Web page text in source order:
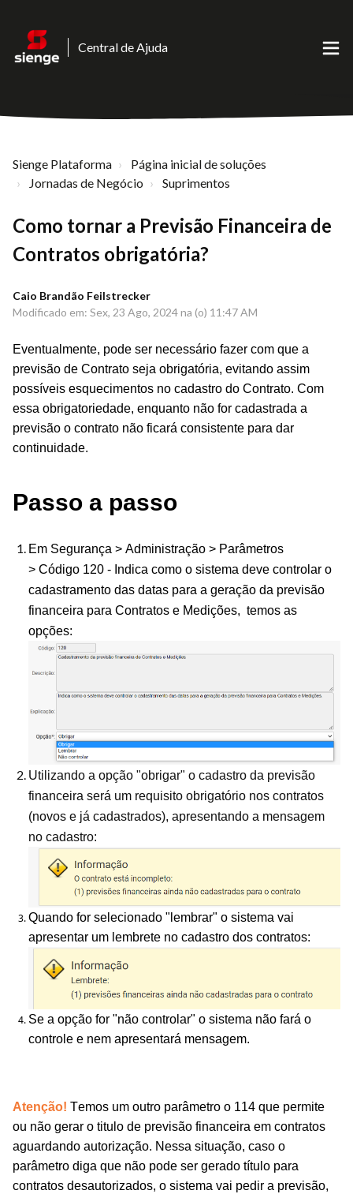
Central de Ajuda
Sienge Plataforma
Página inicial de soluções
Jornadas de Negócio
Suprimentos
Como tornar a Previsão Financeira de
Contratos obrigatória?
Caio Brandão Feilstrecker
Modificado em: Sex, 23 Ago, 2024 na (o) 11:47 AM
Eventualmente, pode ser necessário fazer com que a
previsão de Contrato seja obrigatória, evitando assim
possíveis esquecimentos no cadastro do Contrato. Com
essa obrigatoriedade, enquanto não for cadastrada a
previsão o contrato não ficará consistente para dar
continuidade.
Passo a passo
Em Segurança > Administração > Parâmetros
> Código 120 - Indica como o sistema deve controlar o
cadastramento das datas para a geração da previsão
financeira para Contratos e Medições, temos as
opções:
Utilizando a opção "obrigar" o cadastro da previsão
financeira será um requisito obrigatório nos contratos
(novos e já cadastrados), apresentando a mensagem
no cadastro:
Quando for selecionado "lembrar" o sistema vai
apresentar um lembrete no cadastro dos contratos:
Se a opção for "não controlar" o sistema não fará o
controle e nem apresentará mensagem.
Atenção! Temos um outro parâmetro o 114 que permite
ou não gerar o titulo de previsão financeira em contratos
aguardando autorização. Nessa situação, caso o
parâmetro diga que não pode ser gerado título para
contratos desautorizados, o sistema vai pedir a previsão,